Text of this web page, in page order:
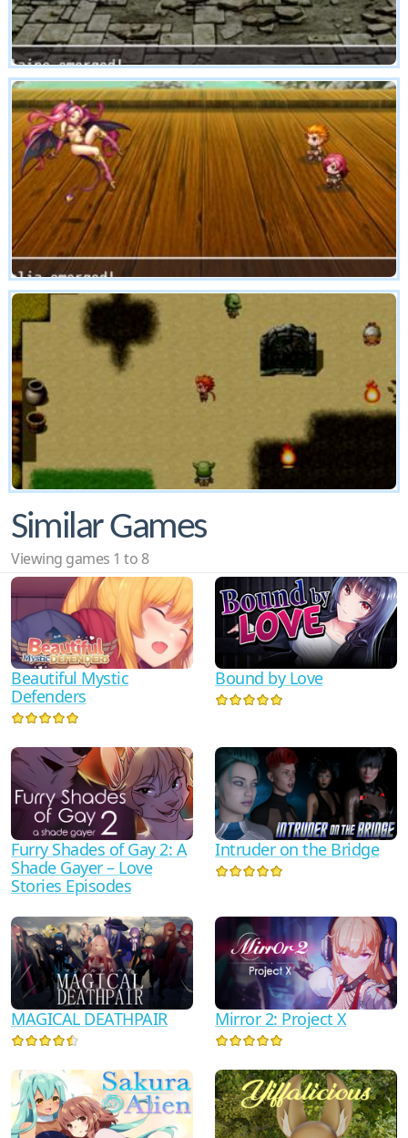
Similar Games
Viewing games 1 to 8
Beautiful Mystic
Defenders
Bound by Love
Furry Shades of Gay 2: A
Shade Gayer – Love
Stories Episodes
Intruder on the Bridge
MAGICAL DEATHPAIR Mirror 2: Project X